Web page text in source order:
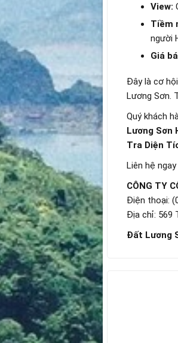
View:
Tiềm
người
Giá
Đây là cơ
Lương Sơn.
Quý khách
Lương Sơn
Tra Diện
Liên hệ
CÔNG TY
Điện thoại:
Địa chỉ: 569
Đất Lương